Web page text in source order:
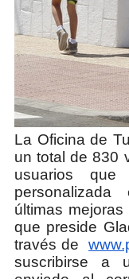
La Oficinade
un total de 830
usuarios
últimas
que preside
través de
suscribirse a